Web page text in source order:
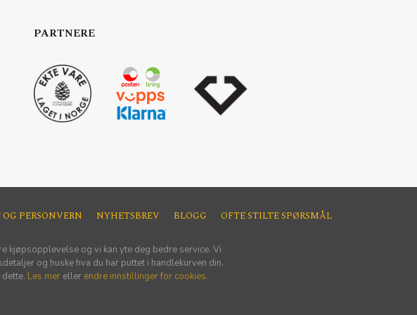
PARTNERE
PERSONVERN NYHETSBREV BLOGG OFTE STILTE SPØRSMÅL
kjøpsopplevelse og vi kan yte deg bedre service. Vi
og huske hva du har puttet i handlekurven din.
Les mer eller endre innstillinger for cookies.